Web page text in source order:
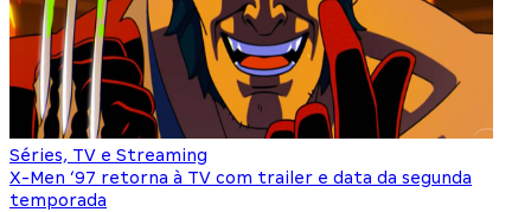
Séries, TV e Streaming
X-Men ‘97 retorna à TV com trailer e data da segunda
temporada